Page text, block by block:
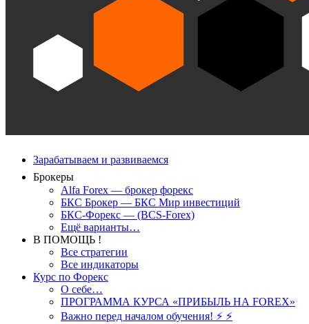
Зарабатываем и развиваемся
Брокеры
Alfa Forex — брокер форекс
БКС Брокер — БКС Мир инвестиций
БКС-Форекс — (BCS-Forex)
Ещё варианты…
В ПОМОЩЬ !
Все стратегии
Все индикаторы
Курс по Форекс
О себе…
ПРОГРАММА КУРСА «ПРИБЫЛЬ НА FOREX»
Важно перед началом обучения! ⚡ ⚡